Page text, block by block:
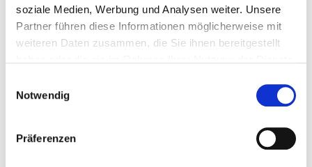
soziale Medien, Werbung und Analysen weiter. Unsere
Partner führen diese Informationen möglicherweise mit
weiteren Daten zusammen, die Sie ihnen bereitgestellt
Notwendig
Präferenzen
Macht allen Menschen klar,
dass ihr euch als Verein gegen Gewalt
Das geht in Vereins-Zeitungen oder auf eurer
Internet-Seite.